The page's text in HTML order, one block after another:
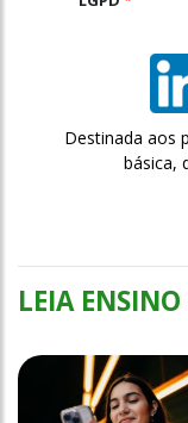
Destinada aos
básica,
LEIA